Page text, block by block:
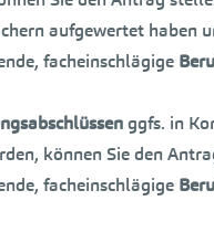
aufgewertet haben
facheinschlägige
ggfs. in
können Sie den
facheinschlägige